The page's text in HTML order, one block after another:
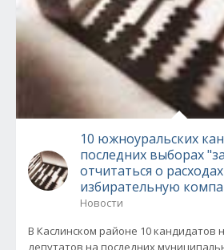
10 южноуральских
последних выборах
отчитаться о
избирательную
Новости
В Каслинском районе 10 кандидатов
депутатов на последних